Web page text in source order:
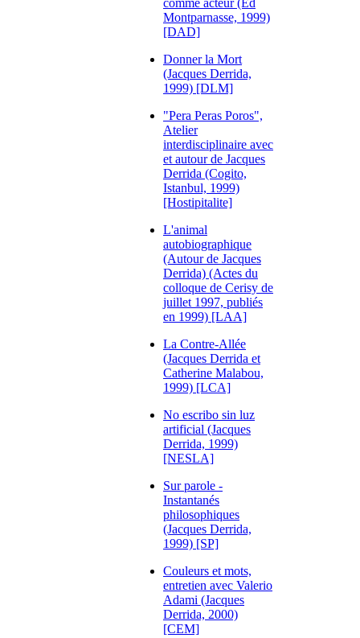
comme acteur (Ed
Montparnasse, 1999)
[DAD]
Donner la Mort
(Jacques Derrida,
1999) [DLM]
"Pera Peras Poros",
Atelier
interdisciplinaire avec
et autour de Jacques
Derrida (Cogito,
Istanbul, 1999)
[Hostipitalite]
L'animal
autobiographique
(Autour de Jacques
Derrida) (Actes du
colloque de Cerisy de
juillet 1997, publiés
en 1999) [LAA]
La Contre-Allée
(Jacques Derrida et
Catherine Malabou,
1999) [LCA]
No escribo sin luz
artificial (Jacques
Derrida, 1999)
[NESLA]
Sur parole -
Instantanés
philosophiques
(Jacques Derrida,
1999) [SP]
Couleurs et mots,
entretien avec Valerio
Adami (Jacques
Derrida, 2000)
[CEM]